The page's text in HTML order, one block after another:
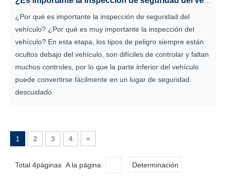
¿Por qué es importante la inspección de seguridad del
vehículo? ¿Por qué es muy importante la inspección del
vehículo? En esta etapa, los tipos de peligro siempre están
ocultos debajo del vehículo, son difíciles de controlar y faltan
muchos controles, por lo que la parte inferior del vehículo
puede convertirse fácilmente en un lugar de seguridad
descuidado.
1 2 3 4 »
Total 4páginas A la página Determinación